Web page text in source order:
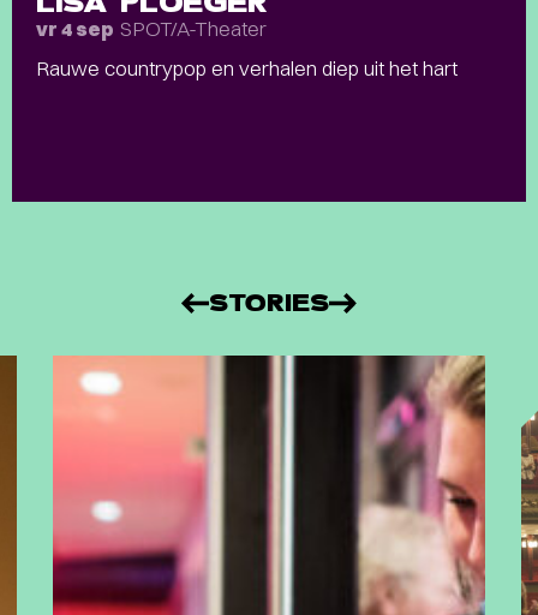
vr 4 sep SPOT/A-Theater
Rauwe countrypop en verhalen diep uit het hart
STORIES